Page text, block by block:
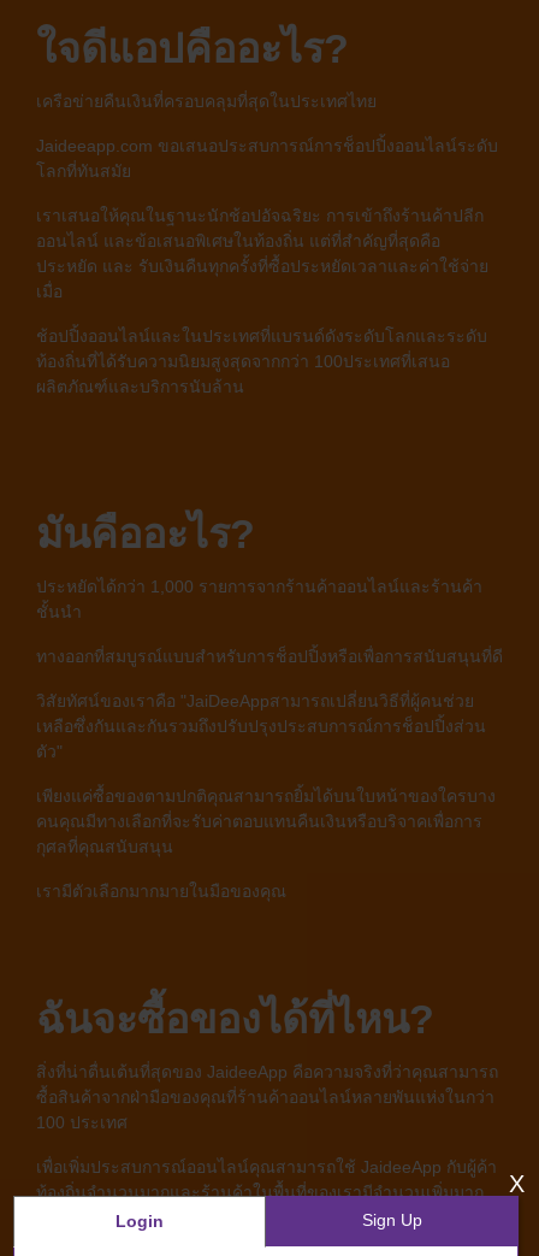
ใจดีแอปคืออะไร?
เครือข่ายคืนเงินที่ครอบคลุมที่สุดในประเทศไทย
Jaideeapp.com ขอเสนอประสบการณ์การช็อปปิ้งออนไลน์ระดับ
โลกที่ทันสมัย
เราเสนอให้คุณในฐานะนักช้อปอัจฉริยะ การเข้าถึงร้านค้าปลีก
ออนไลน์ และข้อเสนอพิเศษในท้องถิ่น แต่ที่สำคัญที่สุดคือ
ประหยัด และ รับเงินคืนทุกครั้งที่ซื้อประหยัดเวลาและค่าใช้จ่าย
เมื่อ
ช้อปปิ้งออนไลน์และในประเทศที่แบรนด์ดังระดับโลกและระดับ
ท้องถิ่นที่ได้รับความนิยมสูงสุดจากกว่า 100ประเทศที่เสนอ
ผลิตภัณฑ์และบริการนับล้าน
มันคืออะไร?
ประหยัดได้กว่า 1,000 รายการจากร้านค้าออนไลน์และร้านค้า
ชั้นนำ
ทางออกที่สมบูรณ์แบบสำหรับการช็อปปิ้งหรือเพื่อการสนับสนุนที่ดี
วิสัยทัศน์ของเราคือ "JaiDeeAppสามารถเปลี่ยนวิธีที่ผู้คนช่วย
เหลือซึ่งกันและกันรวมถึงปรับปรุงประสบการณ์การช็อปปิ้งส่วน
ตัว"
เพียงแค่ซื้อของตามปกติคุณสามารถยิ้มได้บนใบหน้าของใครบาง
คนคุณมีทางเลือกที่จะรับค่าตอบแทนคืนเงินหรือบริจาคเพื่อการ
กุศลที่คุณสนับสนุน
เรามีตัวเลือกมากมายในมือของคุณ
ฉันจะซื้อของได้ที่ไหน?
สิ่งที่น่าตื่นเต้นที่สุดของ JaideeApp คือความจริงที่ว่าคุณสามารถ
ซื้อสินค้าจากฝ่ามือของคุณที่ร้านค้าออนไลน์หลายพันแห่งในกว่า
100 ประเทศ
เพื่อเพิ่มประสบการณ์ออนไลน์คุณสามารถใช้ JaideeApp กับผู้ค้า
ท้องถิ่นจำนวนมากและร้านค้าในพื้นที่ของเรามีจำนวนเพิ่มมาก
X
Login Sign Up